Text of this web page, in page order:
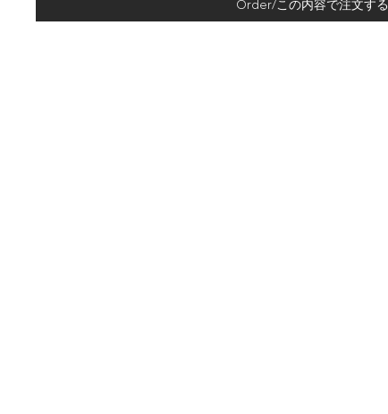
Order/この内容で注文する